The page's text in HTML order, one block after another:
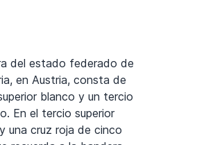
del estado federado de
en Austria, consta de
blanco y un tercio
En el tercio superior
una cruz roja de cinco